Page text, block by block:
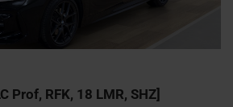
Prof, RFK, 18 LMR, SHZ]